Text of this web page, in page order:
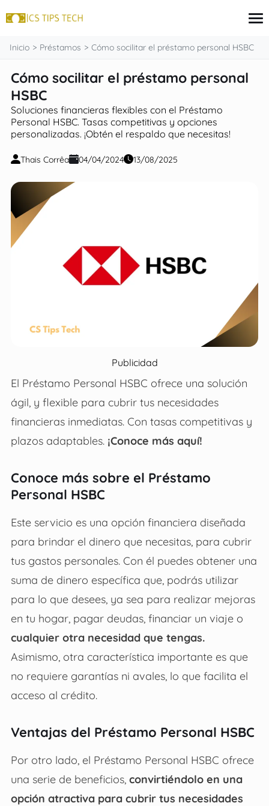
Tarjeta de crédito
Finanzas
Programas sociales
Inversiones
Préstamos
Inicio Préstamos Cómo socilitar el préstamo personal HSBC
Cómo socilitar el préstamo personal
HSBC
Soluciones financieras flexibles con el Préstamo
Personal HSBC. Tasas competitivas y opciones
personalizadas. ¡Obtén el respaldo que necesitas!
Thais Corrêa 04/04/2024 13/08/2025
Publicidad
El Préstamo Personal HSBC ofrece una solución
ágil, y flexible para cubrir tus necesidades
financieras inmediatas. Con tasas competitivas y
plazos adaptables. ¡Conoce más aquí!
Conoce más sobre el Préstamo
Personal HSBC
Este servicio es una opción financiera diseñada
para brindar el dinero que necesitas, para cubrir
tus gastos personales. Con él puedes obtener una
suma de dinero específica que, podrás utilizar
para lo que desees, ya sea para realizar mejoras
en tu hogar, pagar deudas, financiar un viaje o
cualquier otra necesidad que tengas.
Asimismo, otra característica importante es que
no requiere garantías ni avales, lo que facilita el
acceso al crédito.
Ventajas del Préstamo Personal HSBC
Por otro lado, el Préstamo Personal HSBC ofrece
una serie de beneficios, convirtiéndolo en una
opción atractiva para cubrir tus necesidades